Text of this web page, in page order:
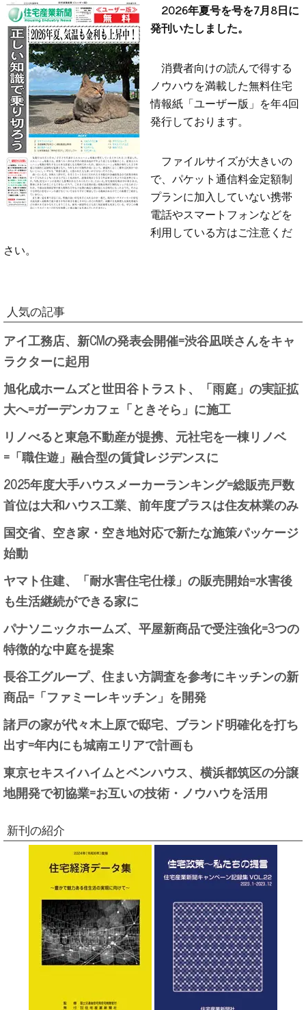
2026年夏号を号を7月8日に
発刊いたしました。
消費者向けの読んで得する
ノウハウを満載した無料住宅
情報紙「ユーザー版」を年4回
発行しております。
ファイルサイズが大きいの
で、パケット通信料金定額制
プランに加入していない携帯
電話やスマートフォンなどを
利用している方はご注意くだ
さい。
人気の記事
アイ工務店、新CMの発表会開催=渋谷凪咲さんをキャ
ラクターに起用
旭化成ホームズと世田谷トラスト、「雨庭」の実証拡
大へ=ガーデンカフェ「ときそら」に施工
リノべると東急不動産が提携、元社宅を一棟リノベ
=「職住遊」融合型の賃貸レジデンスに
2025年度大手ハウスメーカーランキング=総販売戸数
首位は大和ハウス工業、前年度プラスは住友林業のみ
国交省、空き家・空き地対応で新たな施策パッケージ
始動
ヤマト住建、「耐水害住宅仕様」の販売開始=水害後
も生活継続ができる家に
パナソニックホームズ、平屋新商品で受注強化=3つの
特徴的な中庭を提案
長谷工グループ、住まい方調査を参考にキッチンの新
商品=「ファミーレキッチン」を開発
諸戸の家が代々木上原で邸宅、ブランド明確化を打ち
出す=年内にも城南エリアで計画も
東京セキスイハイムとベンハウス、横浜都筑区の分譲
地開発で初協業=お互いの技術・ノウハウを活用
新刊の紹介